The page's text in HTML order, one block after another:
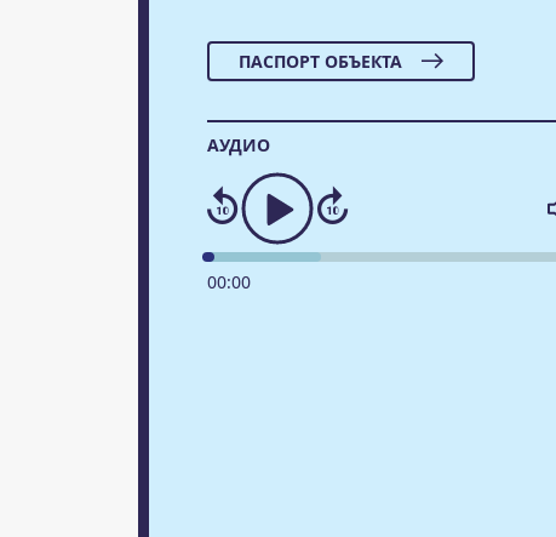
ПАСПОРТ ОБЪЕКТА
АУДИО
00:00